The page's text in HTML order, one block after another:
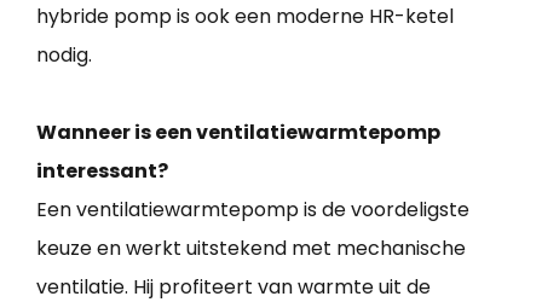
hybride pomp is ook een moderne HR-ketel
nodig.
Wanneer is een ventilatiewarmtepomp
interessant?
Een ventilatiewarmtepomp is de voordeligste
keuze en werkt uitstekend met mechanische
ventilatie. Hij profiteert van warmte uit de